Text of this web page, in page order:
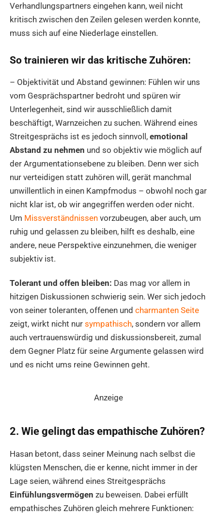
Verhandlungspartners eingehen kann, weil nicht
kritisch zwischen den Zeilen gelesen werden konnte,
muss sich auf eine Niederlage einstellen.
So trainieren wir das kritische Zuhören:
– Objektivität und Abstand gewinnen: Fühlen wir uns
vom Gesprächspartner bedroht und spüren wir
Unterlegenheit, sind wir ausschließlich damit
beschäftigt, Warnzeichen zu suchen. Während eines
Streitgesprächs ist es jedoch sinnvoll, emotional
Abstand zu nehmen und so objektiv wie möglich auf
der Argumentationsebene zu bleiben. Denn wer sich
nur verteidigen statt zuhören will, gerät manchmal
unwillentlich in einen Kampfmodus – obwohl noch gar
nicht klar ist, ob wir angegriffen werden oder nicht.
Um Missverständnissen vorzubeugen, aber auch, um
ruhig und gelassen zu bleiben, hilft es deshalb, eine
andere, neue Perspektive einzunehmen, die weniger
subjektiv ist.
Tolerant und offen bleiben: Das mag vor allem in
hitzigen Diskussionen schwierig sein. Wer sich jedoch
von seiner toleranten, offenen und charmanten Seite
zeigt, wirkt nicht nur sympathisch, sondern vor allem
auch vertrauenswürdig und diskussionsbereit, zumal
dem Gegner Platz für seine Argumente gelassen wird
und es nicht ums reine Gewinnen geht.
Anzeige
2. Wie gelingt das empathische Zuhören?
Hasan betont, dass seiner Meinung nach selbst die
klügsten Menschen, die er kenne, nicht immer in der
Lage seien, während eines Streitgesprächs
Einfühlungsvermögen zu beweisen. Dabei erfüllt
empathisches Zuhören gleich mehrere Funktionen: